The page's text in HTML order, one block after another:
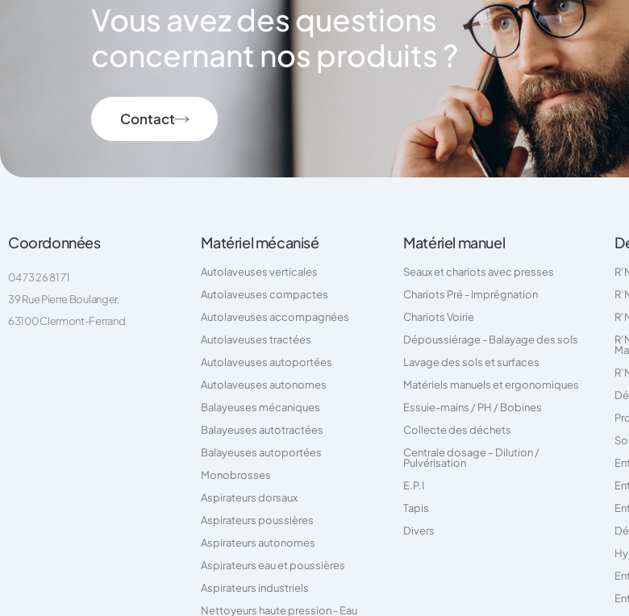
Vous avez des questions
concernant nos produits ?
Contact
Coordonnées
04 73 26 81 71
39 Rue Pierre Boulanger,
63100 Clermont-Ferrand
Matériel mécanisé
Autolaveuses verticales
Autolaveuses compactes
Autolaveuses accompagnées
Autolaveuses tractées
Autolaveuses autoportées
Autolaveuses autonomes
Balayeuses mécaniques
Balayeuses autotractées
Balayeuses autoportées
Monobrosses
Aspirateurs dorsaux
Aspirateurs poussières
Aspirateurs autonomes
Aspirateurs eau et poussières
Aspirateurs industriels
Nettoyeurs haute pression - Eau
Matériel manuel
Seaux et chariots avec presses
Chariots Pré - Imprégnation
Chariots Voirie
Dépoussiérage - Balayage des sols
Lavage des sols et surfaces
Matériels manuels et ergonomiques
Essuie-mains / PH / Bobines
Collecte des déchets
Centrale dosage – Dilution /
Pulvérisation
E.P.I
Tapis
Divers